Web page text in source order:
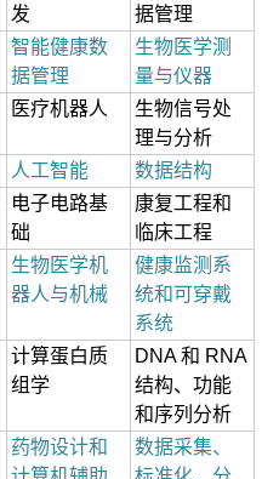
发
据管理
智能健康数
据管理
生物医学测
量与仪器
医疗机器人
生物信号处
理与分析
人工智能
数据结构
电子电路基
础
康复工程和
临床工程
生物医学机
器人与机械
健康监测系
统和可穿戴
系统
计算蛋白质
组学
DNA 和 RNA
结构、功能
和序列分析
药物设计和
数据采集、